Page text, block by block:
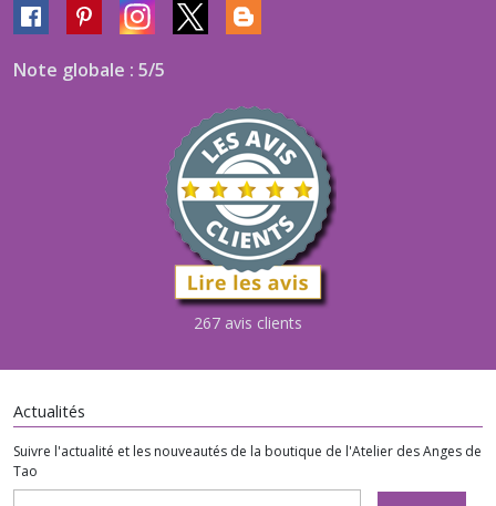
Note globale : 5/5
267 avis clients
Actualités
Suivre l'actualité et les nouveautés de la boutique de l'Atelier des Anges de
Tao